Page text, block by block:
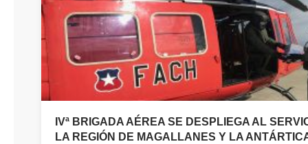
IVª BRIGADA AÉREA SE DESPLIEGA AL
LA REGIÓN DE MAGALLANES Y LA